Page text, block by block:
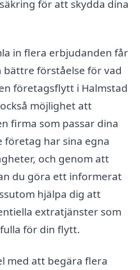
för att skydda dina
in flera erbjudanden får
bättre förståelse för vad
företagsflytt i Halmstad
möjlighet att
firma som passar dina
företag har sina egna
och genom att
du göra ett informerat
hjälpa dig att
extratjänster som
för din flytt.
med att begära flera